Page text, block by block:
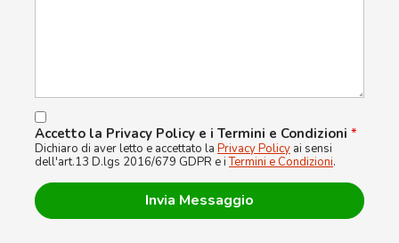
Accetto la Privacy Policy e i Termini e Condizioni *
Dichiaro di aver letto e accettato la Privacy Policy ai sensi
dell'art.13 D.lgs 2016/679 GDPR e iTermini e Condizioni.